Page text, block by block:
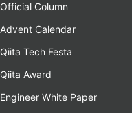
Official Column
Advent Calendar
Qiita Tech Festa
Qiita Award
Engineer White Paper